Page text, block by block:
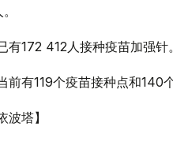
有172 412人接种疫苗加强针。
前有119个疫苗接种点和140
波塔】